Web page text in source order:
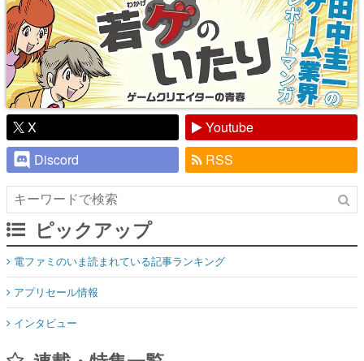
X
Youtube
Discord
RSS
ピックアップ
電ファミのいま読まれている記事ランキング
アプリセール情報
インタビュー